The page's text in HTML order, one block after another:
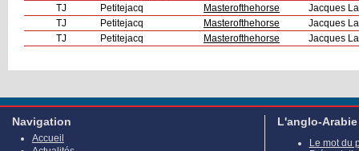
TJ
Petitejacq Masterofthehorse
Jacques
TJ
Petitejacq Masterofthehorse
Jacques
TJ
Petitejacq Masterofthehorse Jacques
Navigation
Accueil
L'anglo-Arabie
Le mot du